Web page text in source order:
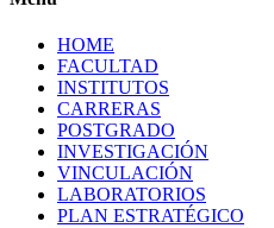
HOME
FACULTAD
INSTITUTOS
CARRERAS
POSTGRADO
INVESTIGACIÓN
VINCULACIÓN
LABORATORIOS
PLAN ESTRATÉGICO